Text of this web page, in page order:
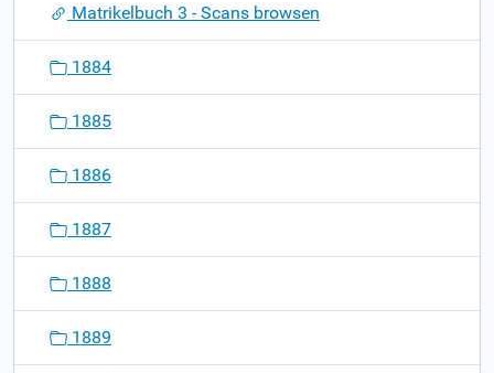
o
Matrikelbuch 3 - Scans browsen
1884
1885
1886
1887
1888
1889